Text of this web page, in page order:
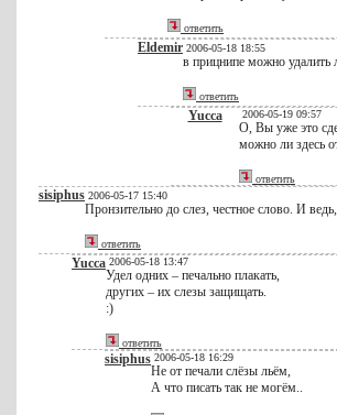
ответить
Eldemir 2006-05-18 18:55
в прицнипе можно удалить
ответить
Yucca 2006-05-19 09:57
О, Вы уже это
можно ли здесь
ответить
sisiphus 2006-05-17 15:40
Пронзительно до слез, честное слово. И
ответить
Yucca 2006-05-18 13:47
Удел одних – печально плакать,
других – их слезы защищать.
:)
ответить
sisiphus 2006-05-18 16:29
Не от печали слёзы льём,
А что писать так не могём..